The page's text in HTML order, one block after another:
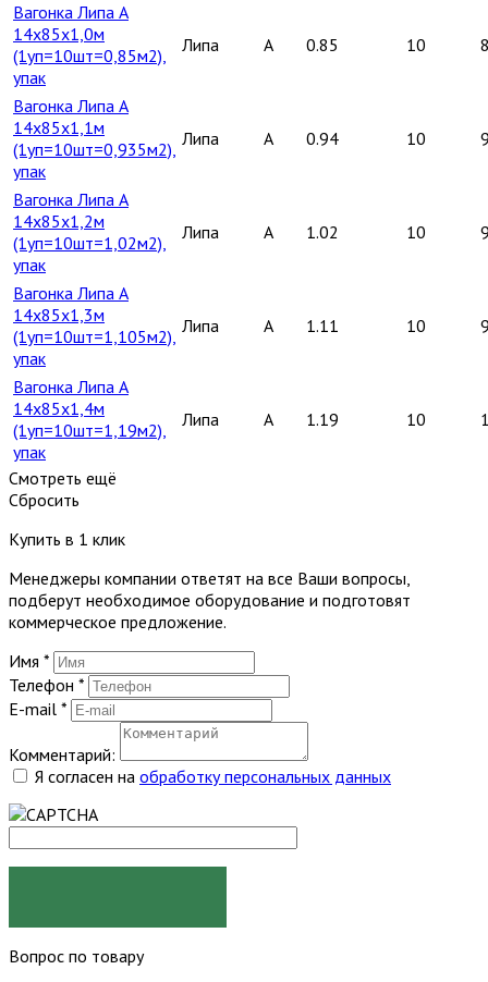
Вагонка Липа А
14х85х1,0м
(1уп=10шт=0,85м2),
упак
Липа A 0.85 10
Вагонка Липа А
14х85х1,1м
(1уп=10шт=0,935м2),
упак
Липа A 0.94 10
Вагонка Липа А
14х85х1,2м
(1уп=10шт=1,02м2),
упак
Липа A 1.02 10
Вагонка Липа А
14х85х1,3м
(1уп=10шт=1,105м2),
упак
Липа A 1.11 10
Вагонка Липа А
14х85х1,4м
(1уп=10шт=1,19м2),
упак
Липа A 1.19 10
Смотреть ещё
Сбросить
Купить в 1 клик
Менеджеры компании ответят на все Ваши вопросы,
подберут необходимое оборудование и подготовят
коммерческое предложение.
Имя *
Телефон *
E-mail *
Комментарий:
Я согласен на обработку персональных данных
Вопрос по товару